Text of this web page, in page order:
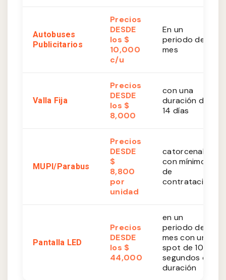
Autobuses
Publicitarios
Precios
DESDE
los $
10,000
c/u
En un
periodo de 1
mes
Valla Fija
Precios
DESDE
los $
8,000
con una
duración de
14 días
MUPI/Parabus
Precios
DESDE
$
8,800
por
unidad
catorcenales
con mínimo
de
contratación
Pantalla LED
Precios
DESDE
los $
44,000
en un
periodo de 1
mes con un
spot de 10
segundos de
duración